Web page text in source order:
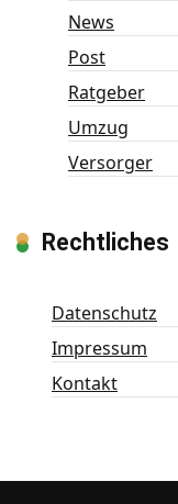
News
Post
Ratgeber
Umzug
Versorger
Rechtliches
Datenschutz
Impressum
Kontakt